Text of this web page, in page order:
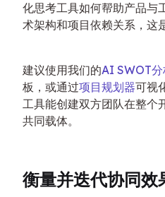
化思考工具如何帮助产品与
术架构和项目依赖关系，这
建议使用我们的AI SWOT分
板，或通过项目规划器可视
工具能创建双方团队在整个
共同载体。
衡量并迭代协同效